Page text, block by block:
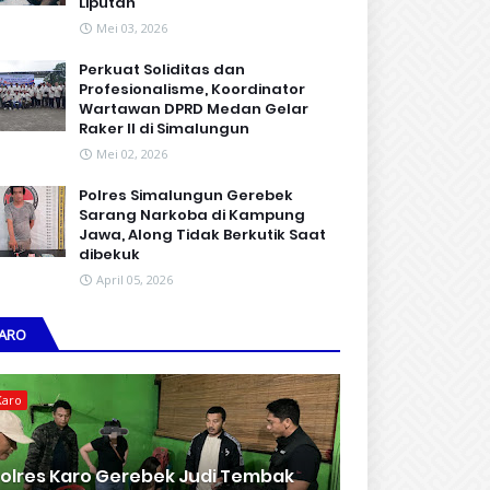
Mei 03, 2026
Perkuat Soliditas dan
Profesionalisme, Koordinator
Wartawan DPRD Medan Gelar
Raker II di Simalungun
Mei 02, 2026
Polres Simalungun Gerebek
Sarang Narkoba di Kampung
Jawa, Along Tidak Berkutik Saat
dibekuk
April 05, 2026
Karo Gerebek Judi Tembak